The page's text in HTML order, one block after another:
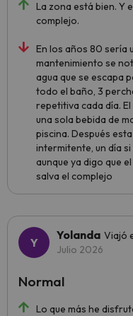
La zona está bien. Y
complejo.
En los años 80 sería
mantenimiento se
agua que se escapa
todo el baño, 3
repetitiva cada día.
una sola bebida de
piscina. Después
intermitente, un día
aunque ya digo que
salva el complejo
Yolanda Viajó
Julio 2026
Lo que más he
Normal